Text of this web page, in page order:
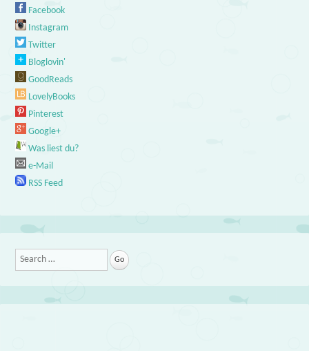
Facebook
Instagram
Twitter
Bloglovin'
GoodReads
LovelyBooks
Pinterest
Google+
Was liest du?
e-Mail
RSS Feed
Search